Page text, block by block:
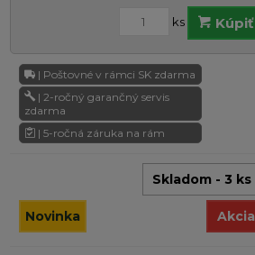
ks Kúpiť
| Poštovné v rámci SK zdarma
| 2-ročný garančný servis
zdarma
| 5-ročná záruka na rám
Skladom - 3 ks
Novinka Akcia